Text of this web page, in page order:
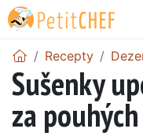
Recepty
Sušenky
za